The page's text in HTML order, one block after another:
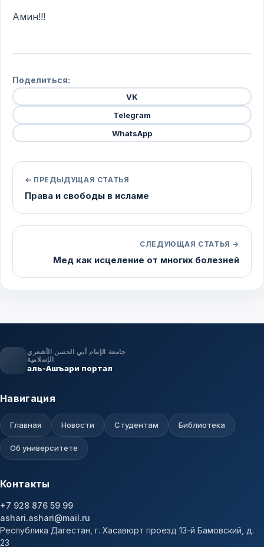
Амин!!!
Поделиться:
VK
Telegram
WhatsApp
← ПРЕДЫДУЩАЯ СТАТЬЯ
Права и свободы в исламе
СЛЕДУЮЩАЯ СТАТЬЯ →
Мед как исцеление от многих болезней
جامعة الإمام أبي الحسن الأشعري
الإسلامية
аль-Ашъари портал
Навигация
Главная Новости Студентам Библиотека
Об университете
Контакты
+7 928 876 59 99
ashari.ashari@mail.ru
Республика Дагестан, г. Хасавюрт проезд 13-й Бамовский, д.
23